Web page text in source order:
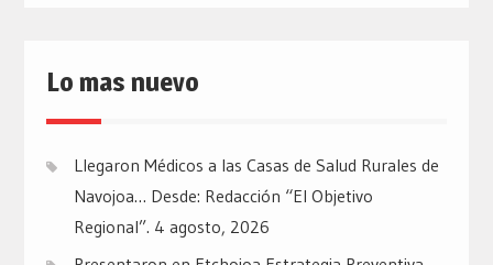
Lo mas nuevo
Llegaron Médicos a las Casas de Salud Rurales de
Navojoa… Desde: Redacción “El Objetivo
Regional”. 4 agosto, 2026